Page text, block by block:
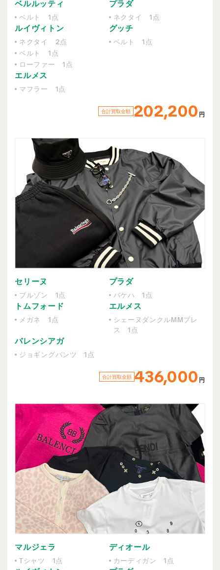
ベルルッティ
ベルト 1点
プラダ
ネクタイ 1点
ルイヴィトン
ネクタイ 2点
ベルト 1点
ローファー 1点
グッチ
ベルト 1点
エルメス
マフラー 1点
合計買取金額 202,200 円
セリーヌ
ブルゾン 1点
プラダ
バケハ 1点
トムフォード
メガネ 1点
エルメス
シェーヌダンクルMMブレ
ス 1点
バレンシアガ
ジョギングパンツ 1点
合計買取金額 436,000 円
マルジェラ
Tシャツ 1点
ディオール
カーディガン 1点